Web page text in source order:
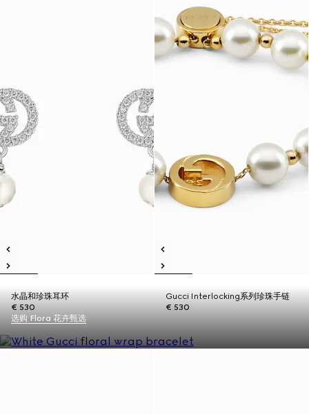
水晶和珍珠耳环
€ 530
Gucci Interlocking系列珍珠手链
€ 530
选购 Flora 花卉甄选